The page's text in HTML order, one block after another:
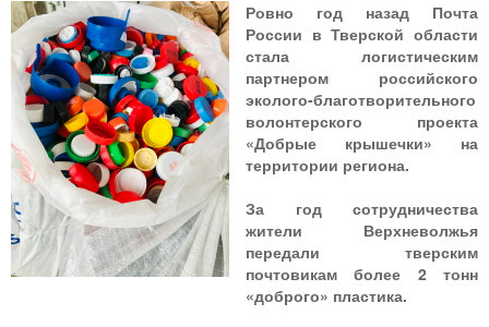
Ровно год назад Почта
России в Тверской области
стала логистическим
партнером российского
эколого-благотворительного
волонтерского проекта
«Добрые крышечки» на
территории региона.
За год сотрудничества
жители Верхневолжья
передали тверским
почтовикам более 2 тонн
«доброго» пластика.